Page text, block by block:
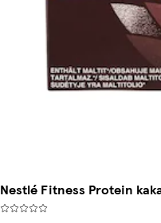
Nestlé Fitness Protein